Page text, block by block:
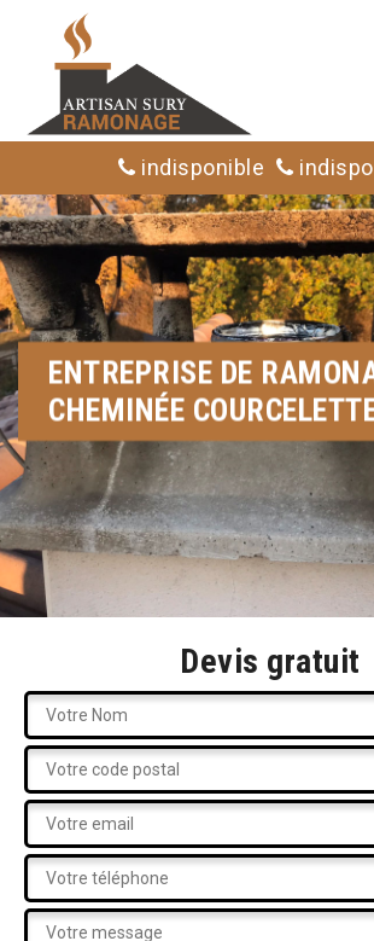
indisponible
ENTREPRISE DE
CHEMINÉE
Devis gratuit